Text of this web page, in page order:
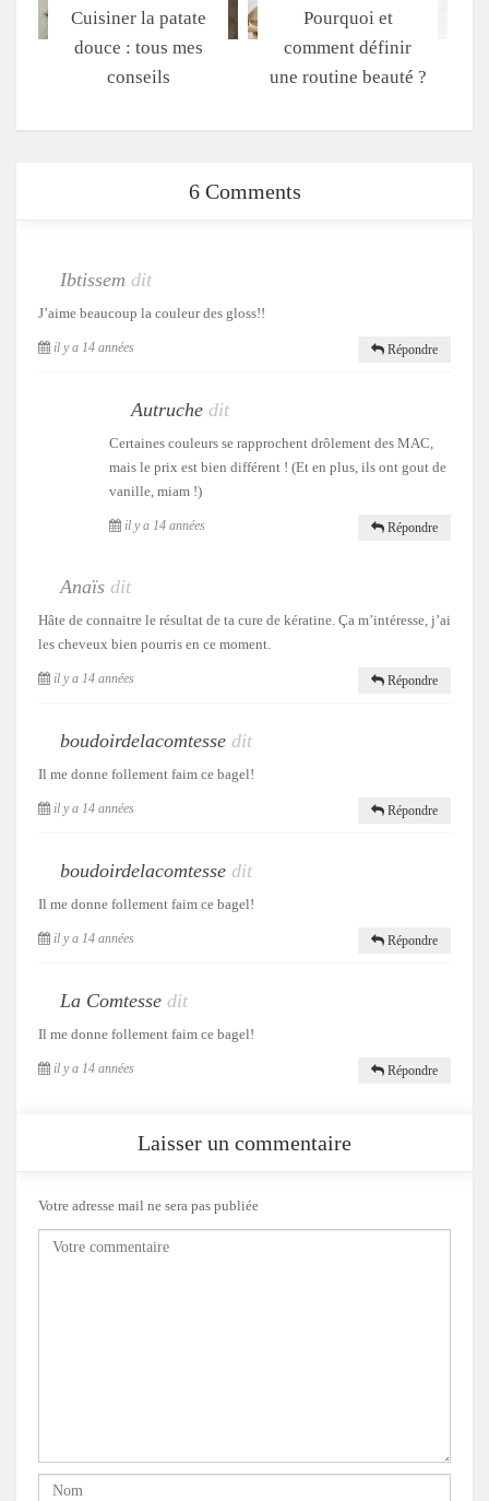
Cuisiner la patate
douce : tous mes
conseils
Pourquoi et
comment définir
une routine beauté ?
6 Comments
Ibtissem dit
J’aime beaucoup la couleur des gloss!!
il y a 14 années Répondre
Autruche dit
Certaines couleurs se rapprochent drôlement des MAC,
mais le prix est bien différent ! (Et en plus, ils ont gout de
vanille, miam !)
il y a 14 années Répondre
Anaïs dit
Hâte de connaitre le résultat de ta cure de kératine. Ça m’intéresse, j’ai
les cheveux bien pourris en ce moment.
il y a 14 années Répondre
boudoirdelacomtesse dit
Il me donne follement faim ce bagel!
il y a 14 années Répondre
boudoirdelacomtesse dit
Il me donne follement faim ce bagel!
il y a 14 années Répondre
La Comtesse dit
Il me donne follement faim ce bagel!
il y a 14 années Répondre
Laisser un commentaire
Votre adresse mail ne sera pas publiée